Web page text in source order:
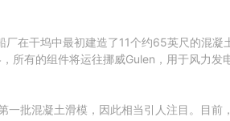
在干坞中最初建造了11个约65英尺的混
所有的组件将运往挪威Gulen，用于风力
批混凝土滑模，因此相当引人注目。目